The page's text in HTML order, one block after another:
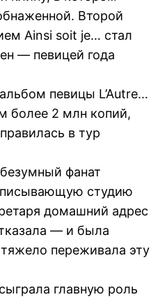
Второй
Ainsi soit je… стал
— певицей года
певицы L’Autre…
более 2 млн копий,
в тур
фанат
студию
домашний адрес
— и была
переживала эту
главную роль